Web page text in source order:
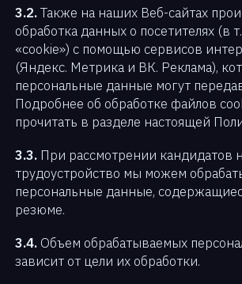
3.2.Также на наших Веб-сайтах
обработка данных о посетителях (в
«cookie») с помощью сервисов
(Яндекс. Метрика и ВК. Реклама),
персональные данные могут
Подробнее об обработке файлов
прочитать в разделе настоящей
3.3. При рассмотрении кандидатов
трудоустройство мы можем
персональные данные,
резюме.
3.4. Объем обрабатываемых
зависит от цели их обработки.